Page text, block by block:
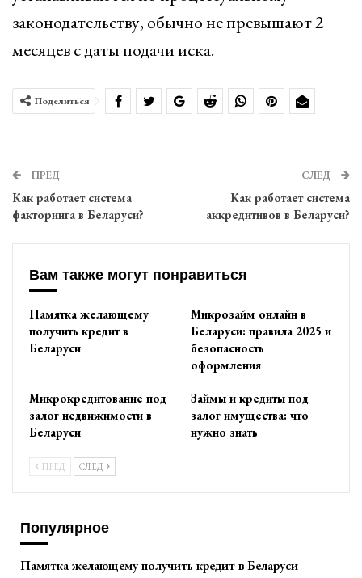
законодательству, обычно не превышают 2
месяцев с даты подачи иска.
Поделиться
ПРЕД
Как работает система
факторинга в Беларуси?
СЛЕД
Как работает система
аккредитивов в Беларуси?
Вам также могут понравиться
Памятка желающему
получить кредит в
Беларуси
Микрозайм онлайн в
Беларуси: правила 2025 и
безопасность
оформления
Микрокредитование под
залог недвижимости в
Беларуси
Займы и кредиты под
залог имущества: что
нужно знать
ПРЕД СЛЕД
Популярное
Памятка желающему получить кредит в Беларуси